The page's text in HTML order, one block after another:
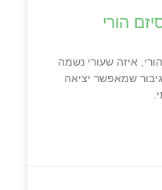
הורי
איזה שעורי נשמה
שמאפשר יציאה